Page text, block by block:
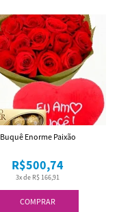
COMPRAR
3x de R$ 166,91
R$500,74
Buquê Enorme Paixão